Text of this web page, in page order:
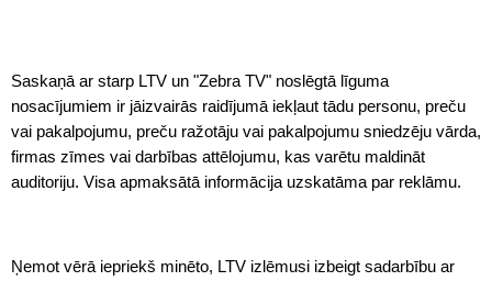
Saskaņā ar starp LTV un "Zebra TV" noslēgtā līguma
nosacījumiem ir jāizvairās raidījumā iekļaut tādu personu, preču
vai pakalpojumu, preču ražotāju vai pakalpojumu sniedzēju vārda,
firmas zīmes vai darbības attēlojumu, kas varētu maldināt
auditoriju. Visa apmaksātā informācija uzskatāma par reklāmu.
Ņemot vērā iepriekš minēto, LTV izlēmusi izbeigt sadarbību ar